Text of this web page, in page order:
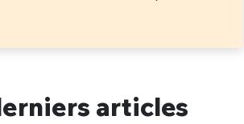
articles
C'EST PARTI
sélection